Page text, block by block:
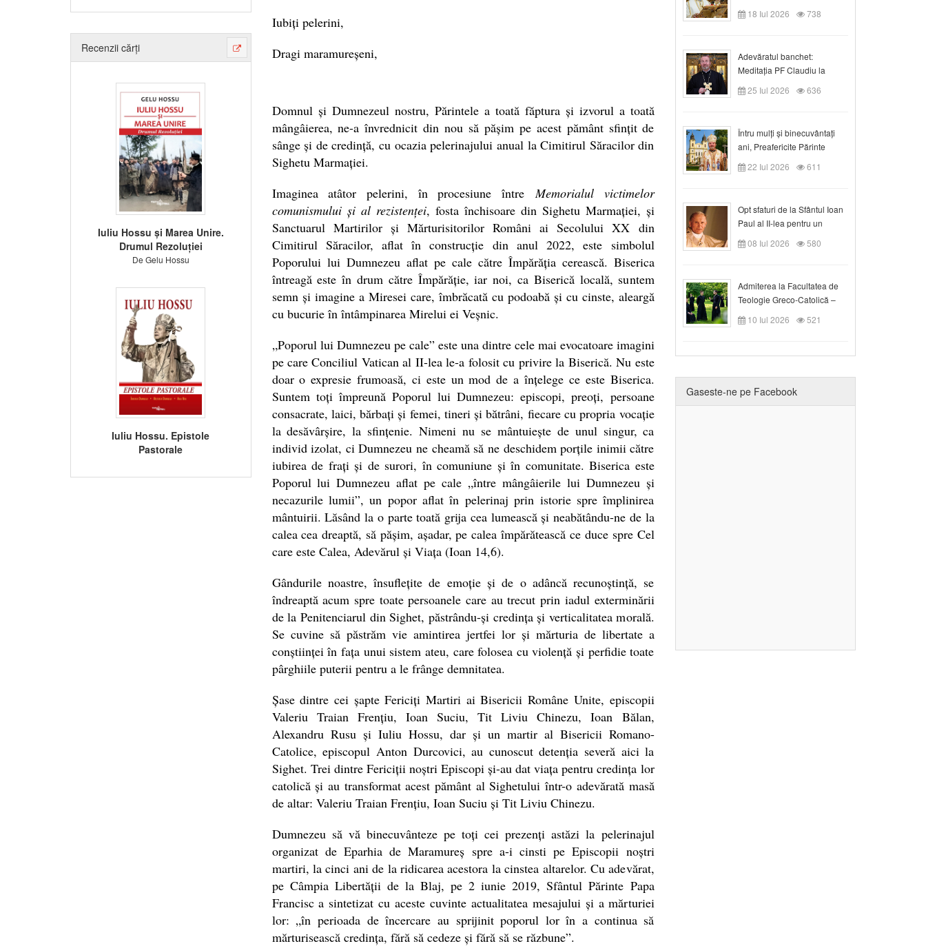
Recenzii cărți
Iuliu Hossu și Marea Unire.
Drumul Rezoluției
De Gelu Hossu
Iuliu Hossu. Epistole
Pastorale
Iubiți pelerini,
Dragi maramureșeni,
Domnul și Dumnezeul nostru, Părintele a toată făptura și izvorul a toată
mângâierea, ne-a învrednicit din nou să pășim pe acest pământ sfințit de
sânge și de credință, cu ocazia pelerinajului anual la Cimitirul Săracilor din
Sighetu Marmației.
Imaginea atâtor pelerini, în procesiune între Memorialul victimelor
comunismului și al rezistenței, fosta închisoare din Sighetu Marmației, și
Sanctuarul Martirilor și Mărturisitorilor Români ai Secolului XX din
Cimitirul Săracilor, aflat în construcție din anul 2022, este simbolul
Poporului lui Dumnezeu aflat pe cale către Împărăția cerească. Biserica
întreagă este în drum către Împărăție, iar noi, ca Biserică locală, suntem
semn și imagine a Miresei care, îmbrăcată cu podoabă și cu cinste, aleargă
cu bucurie în întâmpinarea Mirelui ei Veșnic.
„Poporul lui Dumnezeu pe cale” este una dintre cele mai evocatoare imagini
pe care Conciliul Vatican al II-lea le-a folosit cu privire la Biserică. Nu este
doar o expresie frumoasă, ci este un mod de a înțelege ce este Biserica.
Suntem toți împreună Poporul lui Dumnezeu: episcopi, preoți, persoane
consacrate, laici, bărbați și femei, tineri și bătrâni, fiecare cu propria vocație
la desăvârșire, la sfințenie. Nimeni nu se mântuiește de unul singur, ca
individ izolat, ci Dumnezeu ne cheamă să ne deschidem porțile inimii către
iubirea de frați și de surori, în comuniune și în comunitate. Biserica este
Poporul lui Dumnezeu aflat pe cale „între mângâierile lui Dumnezeu și
necazurile lumii”, un popor aflat în pelerinaj prin istorie spre împlinirea
mântuirii. Lăsând la o parte toată grija cea lumească și neabătându-ne de la
calea cea dreaptă, să pășim, așadar, pe calea împărătească ce duce spre Cel
care este Calea, Adevărul și Viața (Ioan 14,6).
Gândurile noastre, însuflețite de emoție și de o adâncă recunoștință, se
îndreaptă acum spre toate persoanele care au trecut prin iadul exterminării
de la Penitenciarul din Sighet, păstrându-și credința și verticalitatea morală.
Se cuvine să păstrăm vie amintirea jertfei lor și mărturia de libertate a
conștiinței în fața unui sistem ateu, care folosea cu violență și perfidie toate
pârghiile puterii pentru a le frânge demnitatea.
Șase dintre cei șapte Fericiți Martiri ai Bisericii Române Unite, episcopii
Valeriu Traian Frențiu, Ioan Suciu, Tit Liviu Chinezu, Ioan Bălan,
Alexandru Rusu și Iuliu Hossu, dar și un martir al Bisericii Romano-
Catolice, episcopul Anton Durcovici, au cunoscut detenția severă aici la
Sighet. Trei dintre Fericiții noștri Episcopi și-au dat viața pentru credința lor
catolică și au transformat acest pământ al Sighetului într-o adevărată masă
de altar: Valeriu Traian Frențiu, Ioan Suciu și Tit Liviu Chinezu.
Dumnezeu să vă binecuvânteze pe toți cei prezenți astăzi la pelerinajul
organizat de Eparhia de Maramureș spre a-i cinsti pe Episcopii noștri
martiri, la cinci ani de la ridicarea acestora la cinstea altarelor. Cu adevărat,
pe Câmpia Libertății de la Blaj, pe 2 iunie 2019, Sfântul Părinte Papa
Francisc a sintetizat cu aceste cuvinte actualitatea mesajului și a mărturiei
lor: „în perioada de încercare au sprijinit poporul lor în a continua să
mărturisească credința, fără să cedeze și fără să se răzbune”.
duminica a VII-a după Rusalii
18 Iul 2026 738
Adevăratul banchet:
Meditația PF Claudiu la
Duminica a VIII-a după
Rusalii
25 Iul 2026 636
Întru mulți și binecuvântați
ani, Preafericite Părinte
Claudiu!
22 Iul 2026 611
Opt sfaturi de la Sfântul Ioan
Paul al II-lea pentru un
creștin
08 Iul 2026 580
Admiterea la Facultatea de
Teologie Greco-Catolică –
Departamentul Blaj în anul
universitar 2026/2027
10 Iul 2026 521
Gaseste-ne pe Facebook